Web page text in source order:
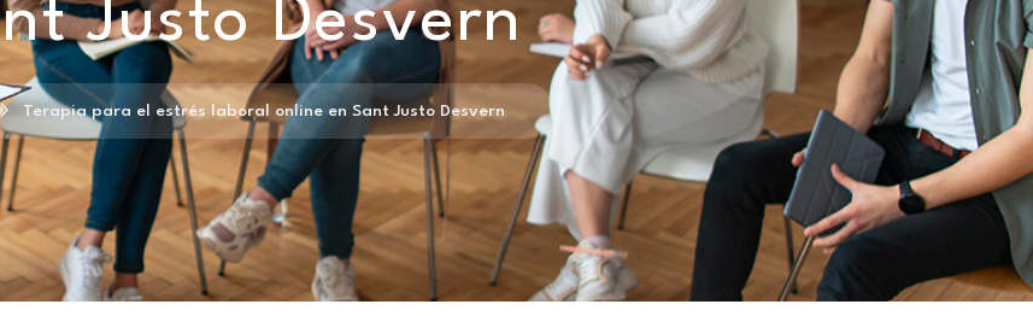
Justo Desvern
Terapia para el estrés laboral online en Sant Justo Desvern